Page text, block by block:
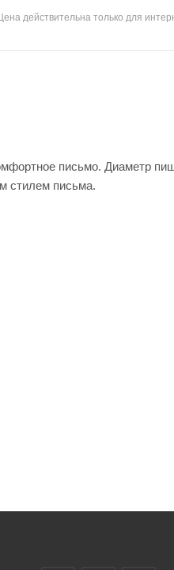
действительна только для
письмо. Диаметр
стилем письма.